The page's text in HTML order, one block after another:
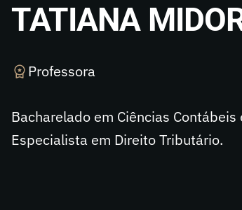
TATIANA
Professora
Bacharelado em Ciências Contábeis
Especialista em Direito Tributário.